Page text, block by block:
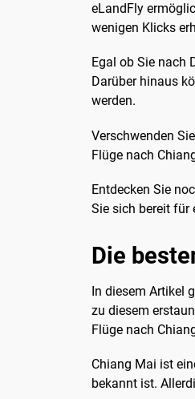
eLandFly
wenigen Klicks
Egal ob Sie nach
Darüber hinaus
werden.
Verschwenden
Flüge nach
Entdecken Sie
Sie sich bereit für
Die
In diesem Artikel
zu diesem
Flüge nach
Chiang Mai ist
bekannt ist.